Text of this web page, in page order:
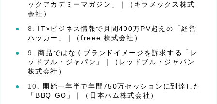
ックアカデミーマガジン」｜（キラメックス株式
会社）
IT×ビジネス情報で月間400万PV超えの「経営
ハッカー」｜（freee 株式会社）
商品ではなくブランドイメージを訴求する「レ
ッドブル・ジャパン」｜（レッドブル・ジャパン
株式会社）
開始一年半で年間750万セッションに到達した
「BBQ GO」｜（日本ハム株式会社）